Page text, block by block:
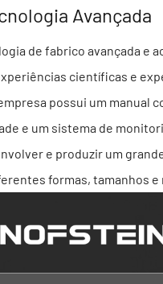
Avançada
de fabrico avançada e
científicas e
possui um manual
e um sistema de
e produzir um
formas, tamanhos e